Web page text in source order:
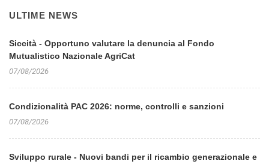
ULTIME NEWS
Siccità - Opportuno valutare la denuncia al Fondo
Mutualistico Nazionale AgriCat
07/08/2026
Condizionalità PAC 2026: norme, controlli e sanzioni
07/08/2026
Sviluppo rurale - Nuovi bandi per il ricambio generazionale e